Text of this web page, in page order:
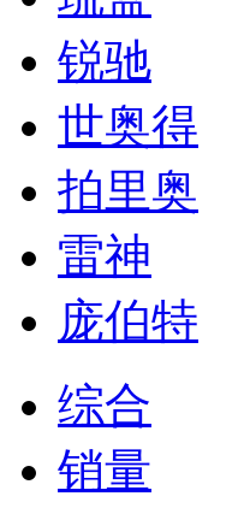
锐驰
世奥得
拍里奥
雷神
庞伯特
综合
销量